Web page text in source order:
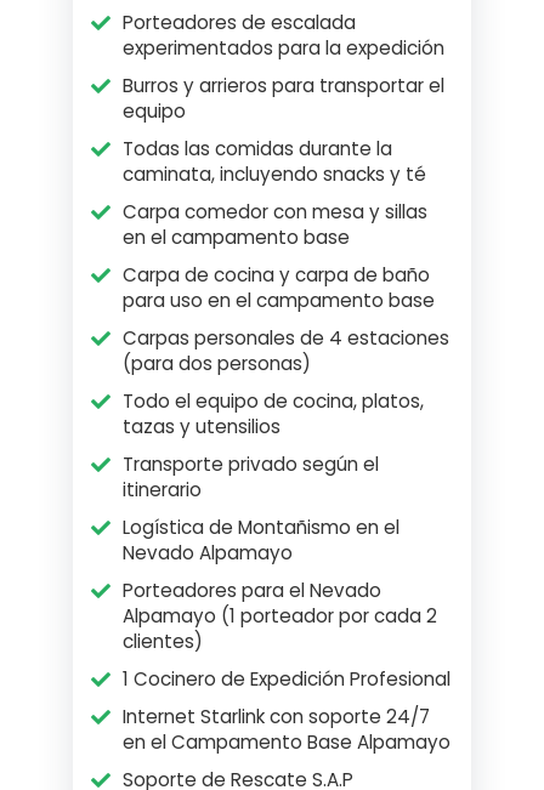
Porteadores de escalada
experimentados para la expedición
Burros y arrieros para transportar el
equipo
Todas las comidas durante la
caminata, incluyendo snacks y té
Carpa comedor con mesa y sillas
en el campamento base
Carpa de cocina y carpa de baño
para uso en el campamento base
Carpas personales de 4 estaciones
(para dos personas)
Todo el equipo de cocina, platos,
tazas y utensilios
Transporte privado según el
itinerario
Logística de Montañismo en el
Nevado Alpamayo
Porteadores para el Nevado
Alpamayo (1 porteador por cada 2
clientes)
1 Cocinero de Expedición Profesional
Internet Starlink con soporte 24/7
en el Campamento Base Alpamayo
Soporte de Rescate S.A.P